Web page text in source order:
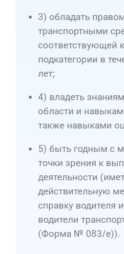
3) обладать
транспортными
соответствующей
подкатегории в
лет;
4) владеть
области и
также навыками
5) быть годным с
точки зрения к
деятельности
действительную
справку водителя
водители
(Форма № 083/е)).